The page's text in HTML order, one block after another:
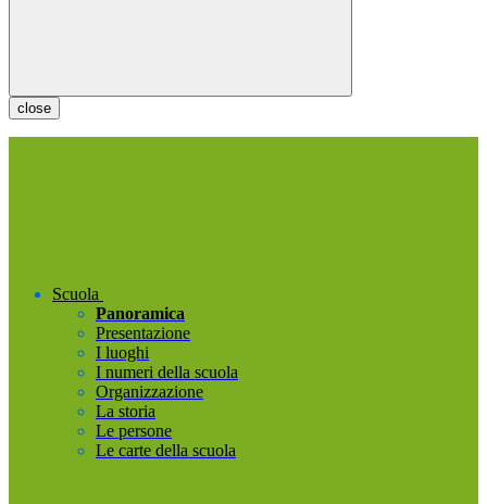
close
Scuola
Panoramica
Presentazione
I luoghi
I numeri della scuola
Organizzazione
La storia
Le persone
Le carte della scuola